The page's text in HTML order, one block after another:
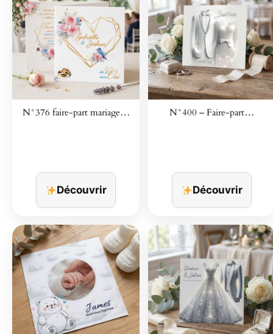
N°376 faire-part mariage…
Découvrir
N°400 – Faire-part…
Découvrir